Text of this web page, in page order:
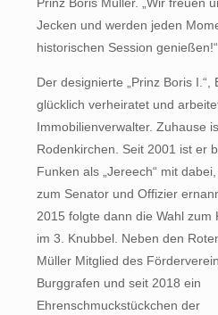
Jecken und werden jeden
historischen Session genießen!“
Der designierte „Prinz Boris I.“,
glücklich verheiratet und
Immobilienverwalter. Zuhause
Rodenkirchen. Seit 2001 ist er
Funken als „Jereech“ mit
zum Senator und Offizier
2015 folgte dann die Wahl zum
im 3. Knubbel. Neben den
Müller Mitglied des
Burggrafen und seit 2018 ein
Ehrenschmuckstückchen der